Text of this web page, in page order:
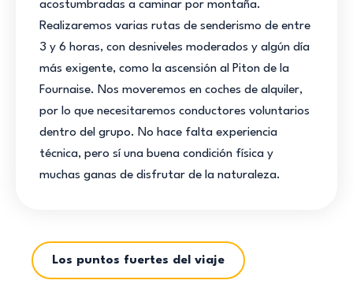
acostumbradas a caminar por montaña.
Realizaremos varias rutas de senderismo de entre
3 y 6 horas, con desniveles moderados y algún día
más exigente, como la ascensión al Piton de la
Fournaise. Nos moveremos en coches de alquiler,
por lo que necesitaremos conductores voluntarios
dentro del grupo. No hace falta experiencia
técnica, pero sí una buena condición física y
muchas ganas de disfrutar de la naturaleza.
Los puntos fuertes del viaje